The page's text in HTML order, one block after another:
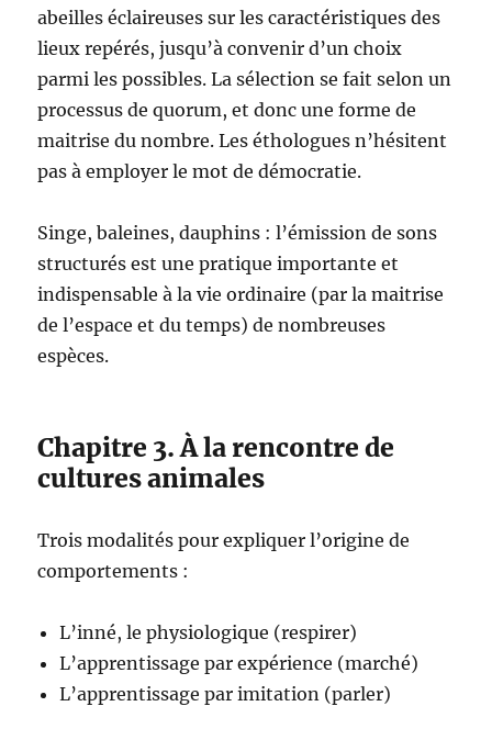
abeilles éclaireuses sur les caractéristiques des
lieux repérés, jusqu’à convenir d’un choix
parmi les possibles. La sélection se fait selon un
processus de quorum, et donc une forme de
maitrise du nombre. Les éthologues n’hésitent
pas à employer le mot de démocratie.
Singe, baleines, dauphins : l’émission de sons
structurés est une pratique importante et
indispensable à la vie ordinaire (par la maitrise
de l’espace et du temps) de nombreuses
espèces.
Chapitre 3. À la rencontre de
cultures animales
Trois modalités pour expliquer l’origine de
comportements :
L’inné, le physiologique (respirer)
L’apprentissage par expérience (marché)
L’apprentissage par imitation (parler)